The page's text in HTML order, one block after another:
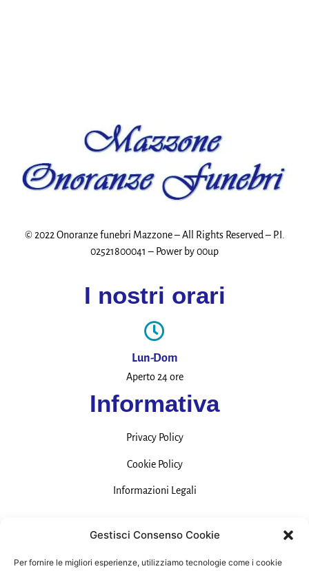
Gestisci Consenso Cookie
Per fornire le migliori esperienze, utilizziamo tecnologie come i cookie
© 2022 Onoranze funebri Mazzone – All Rights Reserved – P.I.
02521800041 – Power by00up
I nostri orari
Lun-Dom
Aperto 24 ore
Informativa
Privacy Policy
Cookie Policy
Informazioni Legali
Contatti